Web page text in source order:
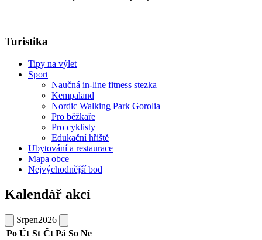
Turistika
Tipy na výlet
Sport
Naučná in-line fitness stezka
Kempaland
Nordic Walking Park Gorolia
Pro běžkaře
Pro cyklisty
Edukační hřiště
Ubytování a restaurace
Mapa obce
Nejvýchodnější bod
Kalendář akcí
Srpen2026
Po Út St Čt Pá So Ne